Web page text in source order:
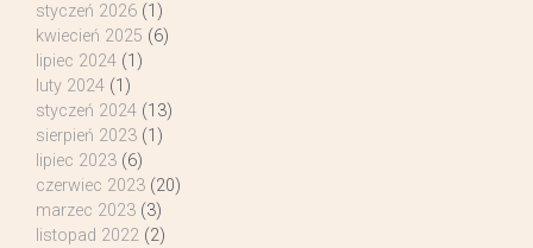
styczeń 2026 (1)
kwiecień 2025 (6)
lipiec 2024 (1)
luty 2024 (1)
styczeń 2024 (13)
sierpień 2023 (1)
lipiec 2023 (6)
czerwiec 2023 (20)
marzec 2023 (3)
listopad 2022 (2)